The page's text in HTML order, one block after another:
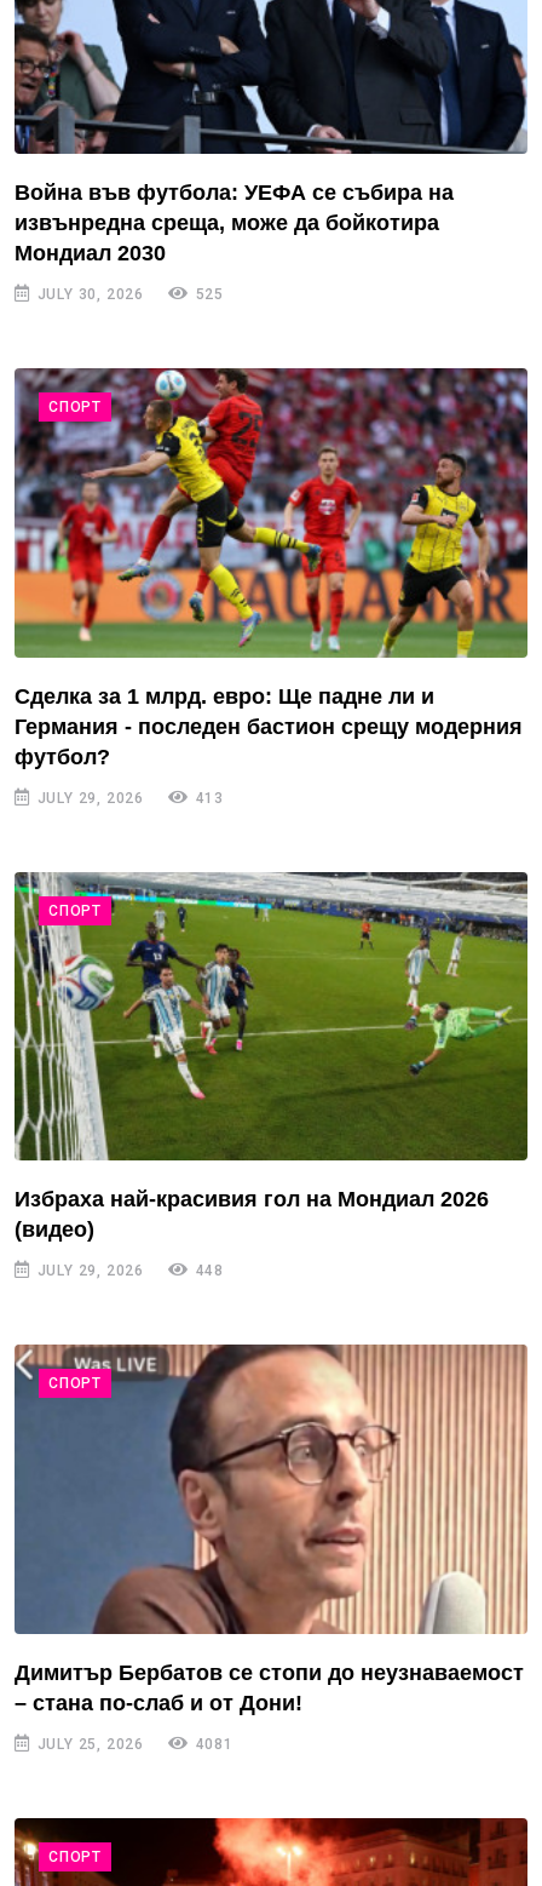
Война във футбола: УЕФА се събира на
извънредна среща, може да бойкотира
Мондиал 2030
JULY 30, 2026 525
СПОРТ
Сделка за 1 млрд. евро: Ще падне ли и
Германия - последен бастион срещу модерния
футбол?
JULY 29, 2026 413
СПОРТ
Избраха най-красивия гол на Мондиал 2026
(видео)
JULY 29, 2026 448
СПОРТ
Димитър Бербатов се стопи до неузнаваемост
– стана по-слаб и от Дони!
JULY 25, 2026 4081
СПОРТ